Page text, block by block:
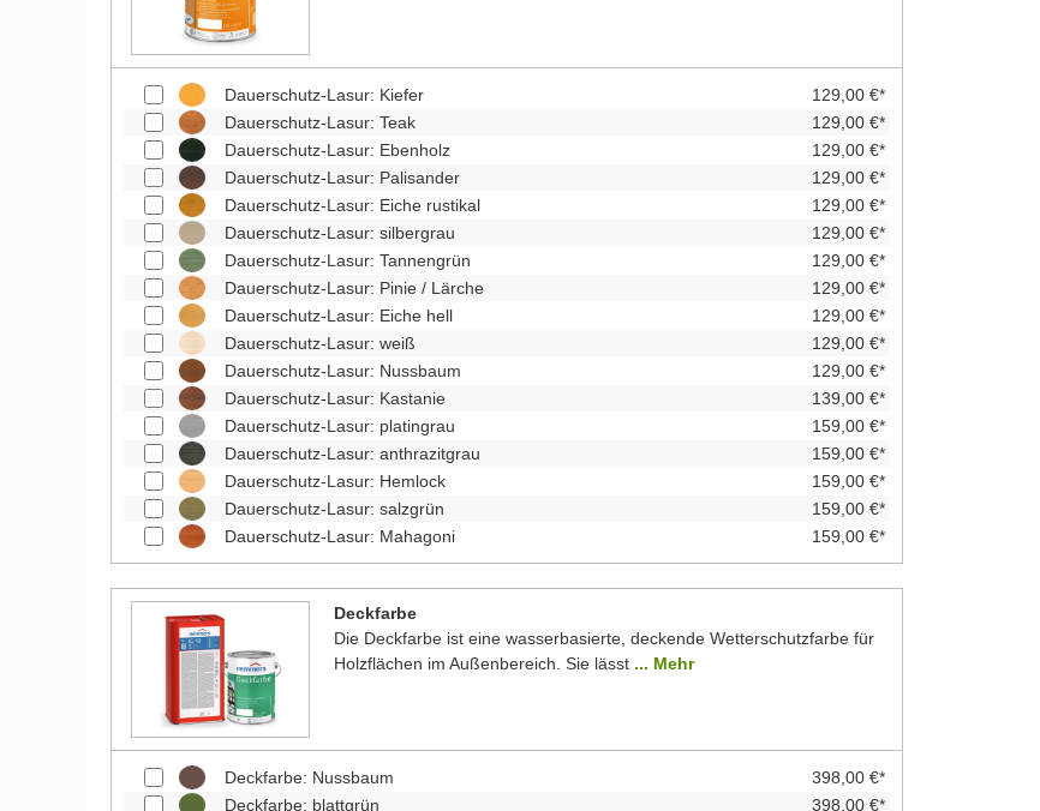
Dauerschutz-Lasur: Kiefer
129,00 €*
Dauerschutz-Lasur: Teak
129,00 €*
Dauerschutz-Lasur: Ebenholz
129,00 €*
Dauerschutz-Lasur: Palisander
129,00 €*
Dauerschutz-Lasur: Eiche rustikal
129,00 €*
Dauerschutz-Lasur: silbergrau
129,00 €*
Dauerschutz-Lasur: Tannengrün
129,00 €*
Dauerschutz-Lasur: Pinie / Lärche
129,00 €*
Dauerschutz-Lasur: Eiche hell
129,00 €*
Dauerschutz-Lasur: weiß
129,00 €*
Dauerschutz-Lasur: Nussbaum
129,00 €*
Dauerschutz-Lasur: Kastanie
139,00 €*
Dauerschutz-Lasur: platingrau
159,00 €*
Dauerschutz-Lasur: anthrazitgrau
159,00 €*
Dauerschutz-Lasur: Hemlock
159,00 €*
Dauerschutz-Lasur: salzgrün
159,00 €*
Dauerschutz-Lasur: Mahagoni
159,00 €*
Deckfarbe
Die Deckfarbe ist eine wasserbasierte, deckende Wetterschutzfarbe für
Holzflächen im Außenbereich. Sie lässt ... Mehr
Deckfarbe: Nussbaum
398,00 €*
Deckfarbe: blattgrün
398,00 €*